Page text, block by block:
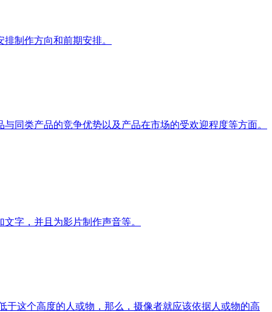
制作方向和前期安排。
同类产品的竞争优势以及产品在市场的受欢迎程度等方面。
字，并且为影片制作声音等。
这个高度的人或物，那么，摄像者就应该依据人或物的高